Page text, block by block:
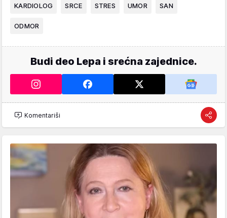
KARDIOLOG SRCE STRES UMOR SAN
ODMOR
Budi deo Lepa i srećna zajednice.
Komentariši